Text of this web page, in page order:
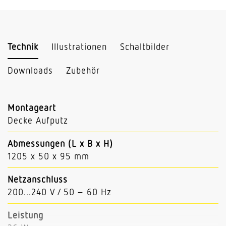
Technik Illustrationen Schaltbilder
Downloads Zubehör
Montageart
Decke Aufputz
Abmessungen (L x B x H)
1205 x 50 x 95 mm
Netzanschluss
200...240 V / 50 – 60 Hz
Leistung